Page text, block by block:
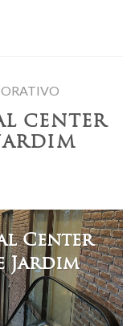
CENTER
Center
Jardim